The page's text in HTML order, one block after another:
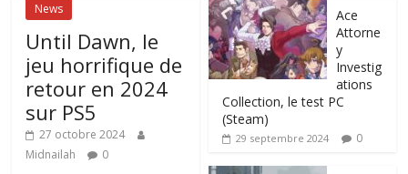
News
Until Dawn, le
jeu horrifique de
retour en 2024
sur PS5
27 octobre 2024
Midnailah
0
Ace
Attorne
y
Investig
ations
Collection, le test PC
(Steam)
29 septembre 2024 0